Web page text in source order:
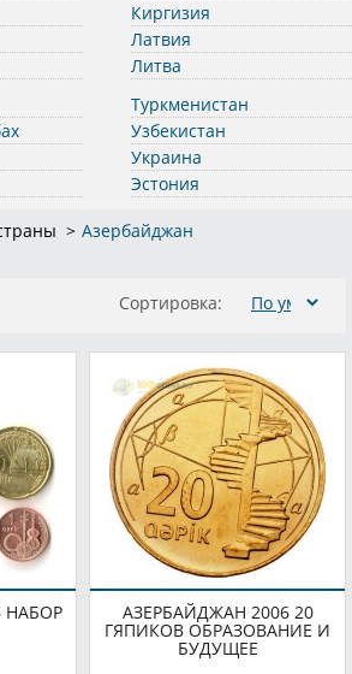
Киргизия
Латвия
Литва
Туркменистан
Узбекистан
Украина
Эстония
Азербайджан
Сортировка:
НАБОР АЗЕРБАЙДЖАН 2006 20
ГЯПИКОВ ОБРАЗОВАНИЕ И
БУДУЩЕЕ